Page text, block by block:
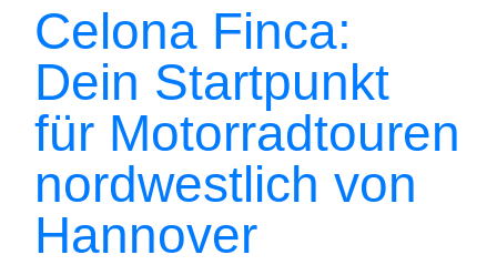
Celona Finca:
Dein Startpunkt
für Motorradtouren
nordwestlich von
Hannover